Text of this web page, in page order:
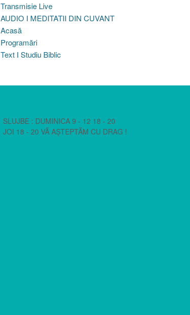
Transmisie Live
AUDIO I MEDITATII DIN CUVANT
Acasă
Programări
Text I Studiu Biblic
SLUJBE : DUMINICA 9 - 12 18 - 20
JOI 18 - 20 VĂ AȘTEPTĂM CU DRAG !